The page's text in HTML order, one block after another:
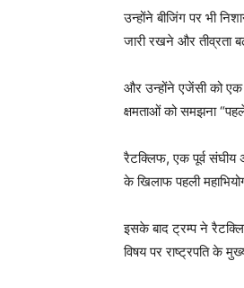
उन्होंने बीजिंग पर भी
जारी रखने और तीव्रता
और उन्होंने एजेंसी को एक
क्षमताओं को समझना
रैटक्लिफ, एक पूर्व
के खिलाफ पहली
इसके बाद ट्रम्प ने
विषय पर राष्ट्रपति के